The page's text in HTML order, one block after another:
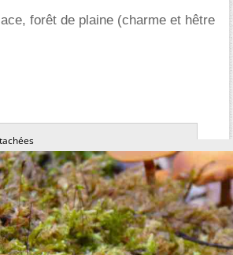
forêt de plaine (charme et hêtre